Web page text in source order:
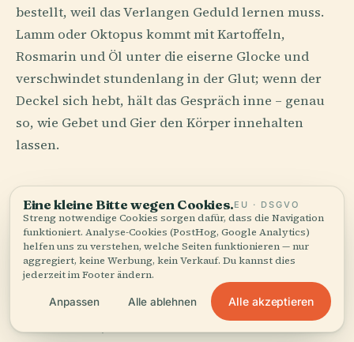
bestellt, weil das Verlangen Geduld lernen muss.
Lamm oder Oktopus kommt mit Kartoffeln,
Rosmarin und Öl unter die eiserne Glocke und
verschwindet stundenlang in der Glut; wenn der
Deckel sich hebt, hält das Gespräch inne – genau
so, wie Gebet und Gier den Körper innehalten
lassen.
Bücher gegen das
Vergessen geschrieben
Die kroatische Literatur hat das Temperament
eines Überlebenden, der die genaue Beleidigung
noch kennt. Miroslav Krleža schrieb mit der Kraft
eines Mannes, der mit einem Jahrhundert streitet
Eine kleine Bitte wegen Cookies.EU · DSGVO
Streng notwendige Cookies sorgen dafür, dass die Navigation
funktioniert. Analyse-Cookies (PostHog, Google Analytics)
helfen uns zu verstehen, welche Seiten funktionieren — nur
aggregiert, keine Werbung, kein Verkauf. Du kannst dies
jederzeit im Footer ändern.
Anpassen Alle ablehnen Alle akzeptieren